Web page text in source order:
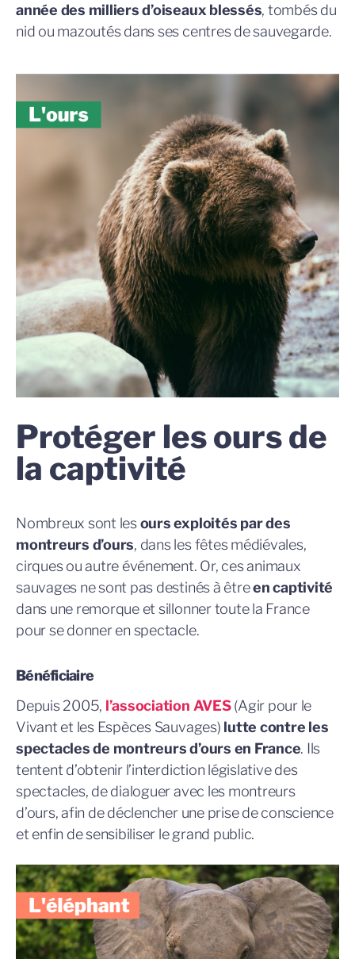
année des milliers d’oiseaux blessés, tombés du
nid ou mazoutés dans ses centres de sauvegarde.
Protéger les ours de
la captivité
Nombreux sont lesours exploités par des
montreurs d’ours, dans les fêtes médiévales,
cirques ou autre événement. Or, ces animaux
sauvages ne sont pas destinés à êtreen captivité
dans une remorque et sillonner toute la France
pour se donner en spectacle.
Bénéficiaire
Depuis 2005, l’association AVES(Agir pour le
Vivant et les Espèces Sauvages) lutte contre les
spectacles de montreurs d’ours en France. Ils
tentent d’obtenir l’interdiction législative des
spectacles, de dialoguer avec les montreurs
d’ours, afin de déclencher une prise de conscience
et enfin de sensibiliser le grand public.